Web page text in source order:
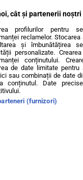
Știri externe Politică
Dictionar de vise
cât și partenerii
profilurilor pentru
reclamelor.
și îmbunătățirea
personalizate.
conținutului.
de date limitate
sau combinații de date
conținutul. Date
(furnizori)